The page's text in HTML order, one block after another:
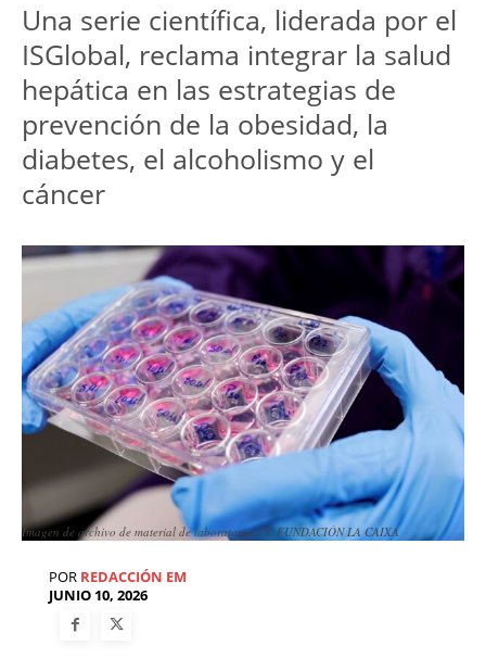
Una serie científica, liderada por el
ISGlobal, reclama integrar la salud
hepática en las estrategias de
prevención de la obesidad, la
diabetes, el alcoholismo y el
cáncer
Imagen de archivo de material de laboratorio. / © FUNDACIÓN LA CAIXA
POR REDACCIÓN EM
JUNIO 10, 2026